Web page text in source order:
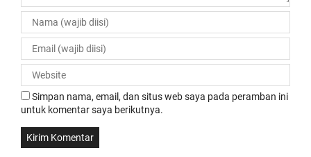
Simpan nama, email, dan situs web saya pada peramban ini
untuk komentar saya berikutnya.